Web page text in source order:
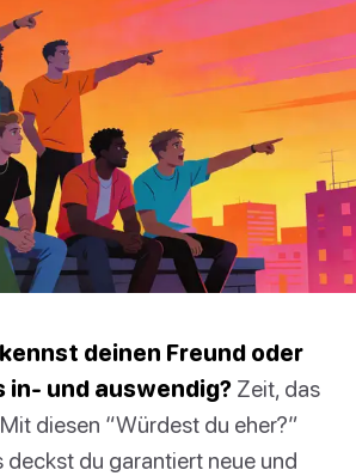
deinen Freund oder
in- und auswendig? Zeit, das
diesen “Würdest du eher?”
deckst du garantiert neue und